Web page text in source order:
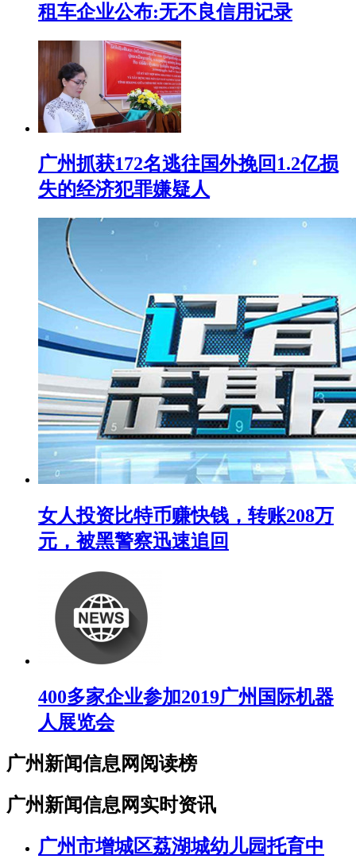
租车企业公布:无不良信用记录
广州抓获172名逃往国外挽回1.2亿损
失的经济犯罪嫌疑人
女人投资比特币赚快钱，转账208万
元，被黑警察迅速追回
400多家企业参加2019广州国际机器
人展览会
广州新闻信息网阅读榜
广州新闻信息网实时资讯
广州市增城区荔湖城幼儿园托育中